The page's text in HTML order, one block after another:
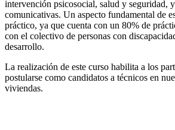
intervención psicosocial, salud y seguridad,
comunicativas. Un aspecto fundamental de
práctico, ya que cuenta con un 80% de
con el colectivo de personas con
desarrollo.
La realización de este curso habilita a los
postularse como candidatos a técnicos en
viviendas.